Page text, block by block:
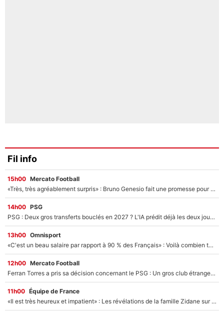
Fil info
15h00 Mercato Football
«Très, très agréablement surpris» : Bruno Genesio fait une promesse pour la suite du mercato de l’OM et rassure les supporters
14h00 PSG
PSG : Deux gros transferts bouclés en 2027 ? L'IA prédit déjà les deux joueurs qui pourraient rejoindre Luis Enrique !
13h00 Omnisport
«C'est un beau salaire par rapport à 90 % des Français» : Voilà combien touchait Nelson Monfort sur France Télévisions avant de rejoindre CNews
12h00 Mercato Football
Ferran Torres a pris sa décision concernant le PSG : Un gros club étranger prêt à relancer le feuilleton pour la signature du champion du monde 2026 !
11h00 Équipe de France
«Il est très heureux et impatient» : Les révélations de la famille Zidane sur sa prise de pouvoir en équipe de France !